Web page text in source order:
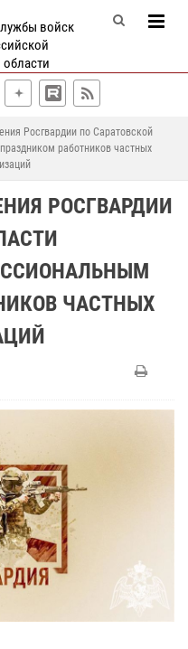
войск
Росгвардии по Саратовской
работников частных
РОСГВАРДИИ
ЧАСТНЫХ